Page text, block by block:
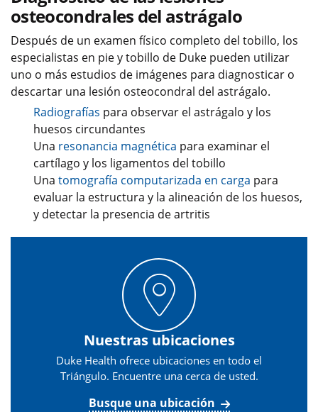
osteocondrales del astrágalo
Después de un examen físico completo del tobillo, los
especialistas en pie y tobillo de Duke pueden utilizar
uno o más estudios de imágenes para diagnosticar o
descartar una lesión osteocondral del astrágalo.
Radiografías para observar el astrágalo y los
huesos circundantes
Una resonancia magnética para examinar el
cartílago y los ligamentos del tobillo
Una tomografía computarizada en carga para
evaluar la estructura y la alineación de los huesos,
y detectar la presencia de artritis
Nuestras ubicaciones
Duke Health ofrece ubicaciones en todo el
Triángulo. Encuentre una cerca de usted.
Busque una ubicación